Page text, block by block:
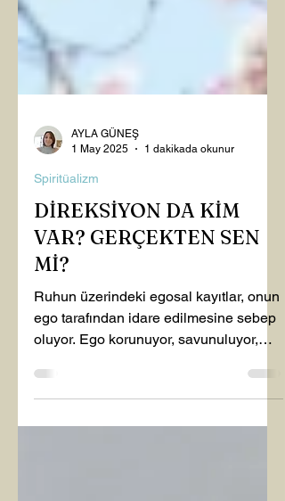
AYLA GÜNEŞ
Spiritüalizm
DİREKSİYON DA KİM
VAR? GERÇEKTEN SEN
Mİ?
Ruhun üzerindeki egosal kayıtlar, onun
oluyor. Ego korunuyor, savunuluyor,
halbuki ego, illüzyon...